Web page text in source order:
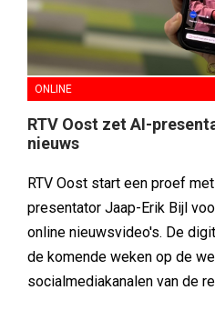
ONLINE
RTV Oost zet AI-
nieuws
RTV Oost start een proef
presentator Jaap-Erik Bijl
online nieuwsvideo's. De
de komende weken op de
socialmediakanalen van de